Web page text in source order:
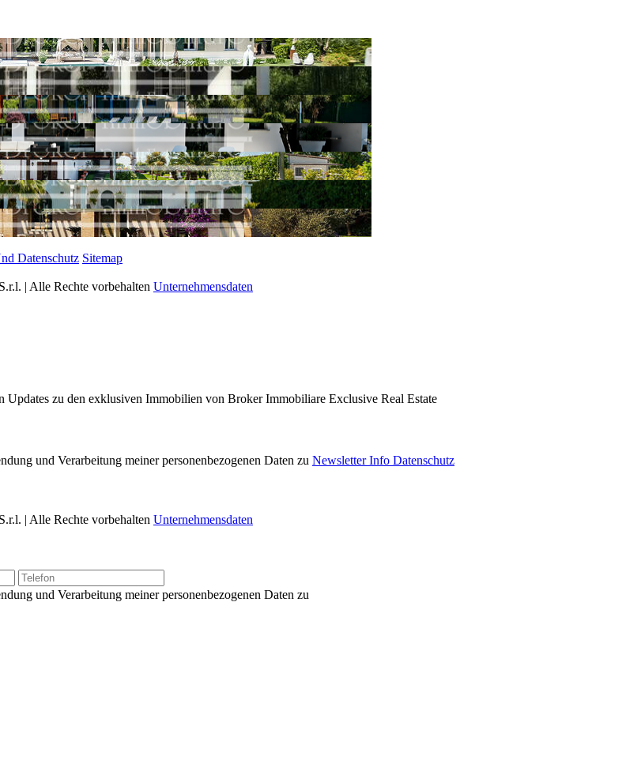
Datenschutz Sitemap
| Alle Rechte vorbehalten Unternehmensdaten
zu den exklusiven Immobilien von Broker Immobiliare Exclusive Real Estate
und Verarbeitung meiner personenbezogenen Daten zu Newsletter Info Datenschutz
| Alle Rechte vorbehalten Unternehmensdaten
und Verarbeitung meiner personenbezogenen Daten zu